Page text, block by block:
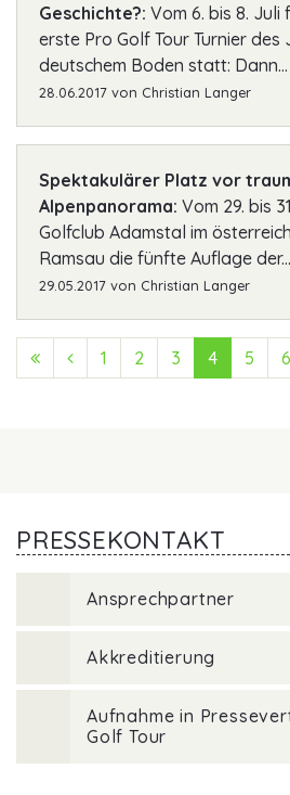
Geschichte?: Vom 6. bis 8. Juli
erste Pro Golf Tour Turnier des
deutschem Boden statt: Dann...
28.06.2017 von Christian Langer
Spektakulärer Platz vor
Alpenpanorama: Vom 29. bis
Golfclub Adamstal im
Ramsau die fünfte Auflage der...
29.05.2017 von Christian Langer
First (Anfang)
Previous (Zurück)
1 2 3 4 5 6
PRESSEKONTAKT
Ansprechpartner
Akkreditierung
Aufnahme in
Golf Tour